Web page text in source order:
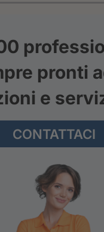
pronti
e
CONTATTACI